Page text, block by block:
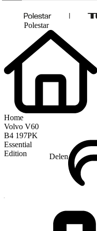
Polestar
Home
Volvo V60
B4 197PK
Essential
Edition
Delen